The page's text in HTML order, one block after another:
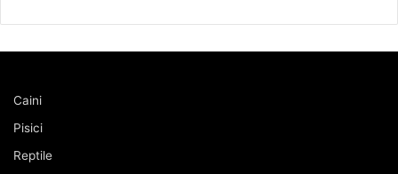
Caini
Pisici
Reptile